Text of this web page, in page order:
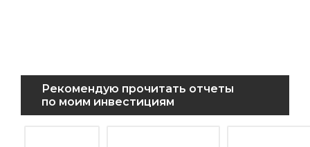
Рекомендую прочитать отчеты
по моим инвестициям